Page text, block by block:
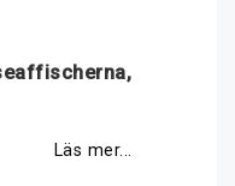
Läs mer...